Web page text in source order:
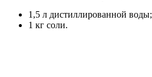
1,5 л дистиллированной воды;
1 кг соли.